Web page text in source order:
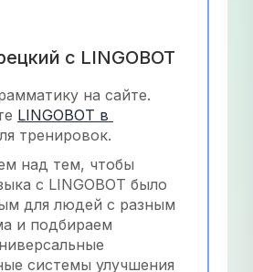
с LINGOBOT
на сайте.
LINGOBOT в
тренировок.
над тем, чтобы
с LINGOBOT было
для людей с разным
и подбираем
системы улучшения